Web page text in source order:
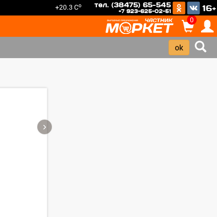
+20.3 Co тел. (38475) 65-545
+7 923-625-02-51 16+
0
›